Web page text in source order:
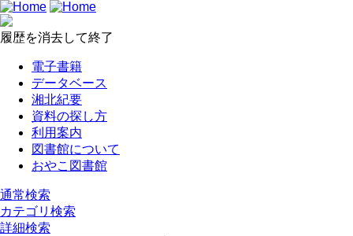
履歴を消去して終了
電子書籍
データベース
湘北紀要
資料の探し方
利用案内
図書館について
おやこ図書館
通常検索
カテゴリ検索
詳細検索